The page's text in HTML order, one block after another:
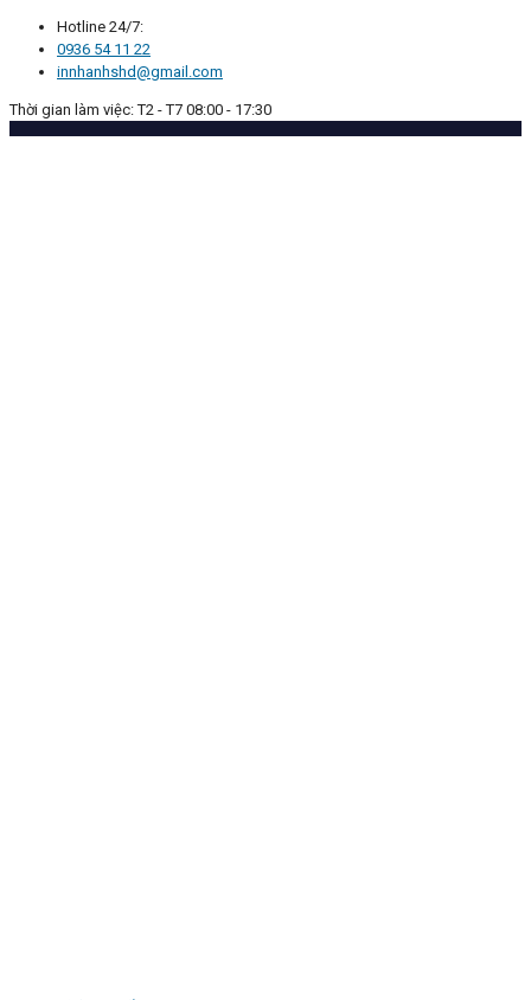
Hotline 24/7:
0936 54 11 22
innhanhshd@gmail.com
Thời gian làm việc: T2 - T7 08:00 - 17:30